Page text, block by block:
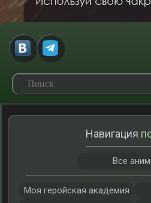
Навигация
Все
Моя геройская академия